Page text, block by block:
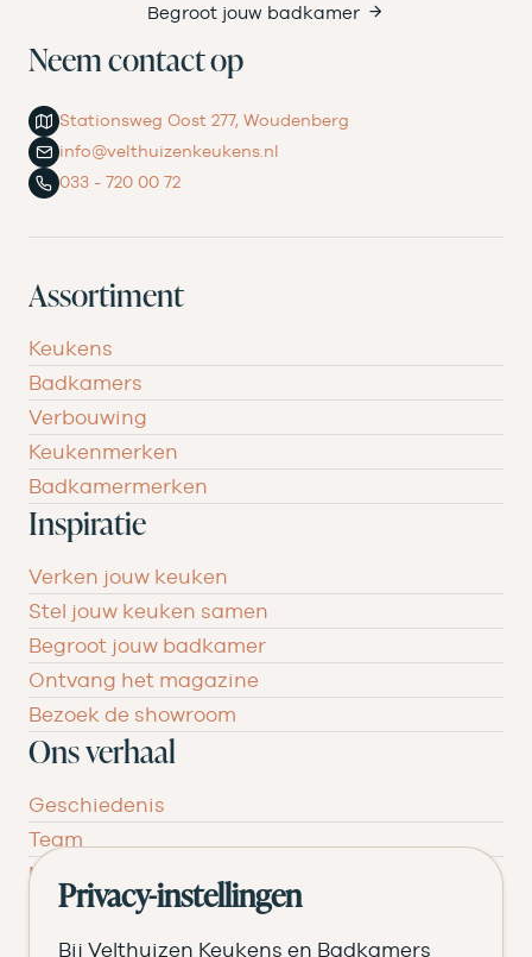
Begroot jouw badkamer
Neem contact op
Stationsweg Oost 277, Woudenberg
info@velthuizenkeukens.nl
033 - 720 00 72
Assortiment
Keukens
Badkamers
Verbouwing
Keukenmerken
Badkamermerken
Inspiratie
Verken jouw keuken
Stel jouw keuken samen
Begroot jouw badkamer
Ontvang het magazine
Bezoek de showroom
Ons verhaal
Geschiedenis
Team
Nieuws
Pluspunten
Vacatures ➑
Privacy-instellingen
Bij Velthuizen Keukens en Badkamers